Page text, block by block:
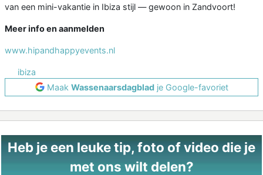
van een mini-vakantie in Ibiza stijl — gewoon in Zandvoort!
Meer info en aanmelden
www.hipandhappyevents.nl
ibiza
Maak Wassenaarsdagbladje Google-favoriet
Heb je een leuke tip, foto of video die je
met ons wilt delen?